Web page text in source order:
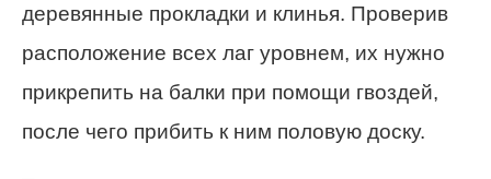
деревянные прокладки и клинья. Проверив
расположение всех лаг уровнем, их нужно
прикрепить на балки при помощи гвоздей,
после чего прибить к ним половую доску.